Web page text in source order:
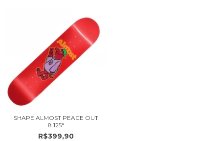
SHAPE ALMOST PEACE OUT
8.125"
R$399,90